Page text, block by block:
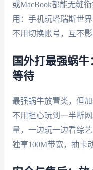
或MacBook都能无缝
用：手机玩塔瑞斯世
不用切换账号，互不
国外打最强蜗
等待
最强蜗牛放置类，但
不用担心玩到一半断
量，一边玩一边看综
独享100M带宽，抽卡